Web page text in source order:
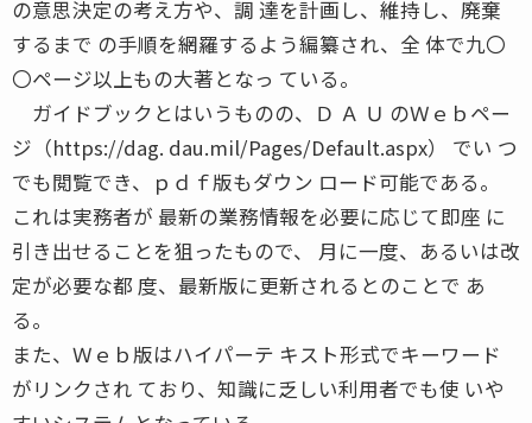
の意思決定の考え方や、調 達を計画し、維持し、廃棄
するまで の手順を網羅するよう編纂され、全 体で九〇
〇ページ以上もの大著となっ ている。
ガイドブックとはいうものの、Ｄ Ａ Ｕ のＷｅｂペー
ジ（https://dag. dau.mil/Pages/Default.aspx） でい つ
でも閲覧でき、ｐｄｆ版もダウン ロード可能である。
これは実務者が 最新の業務情報を必要に応じて即座 に
引き出せることを狙ったもので、 月に一度、あるいは改
定が必要な都 度、最新版に更新されるとのことで あ
る。
また、Ｗｅｂ版はハイパーテ キスト形式でキーワード
がリンクされ ており、知識に乏しい利用者でも使 いや